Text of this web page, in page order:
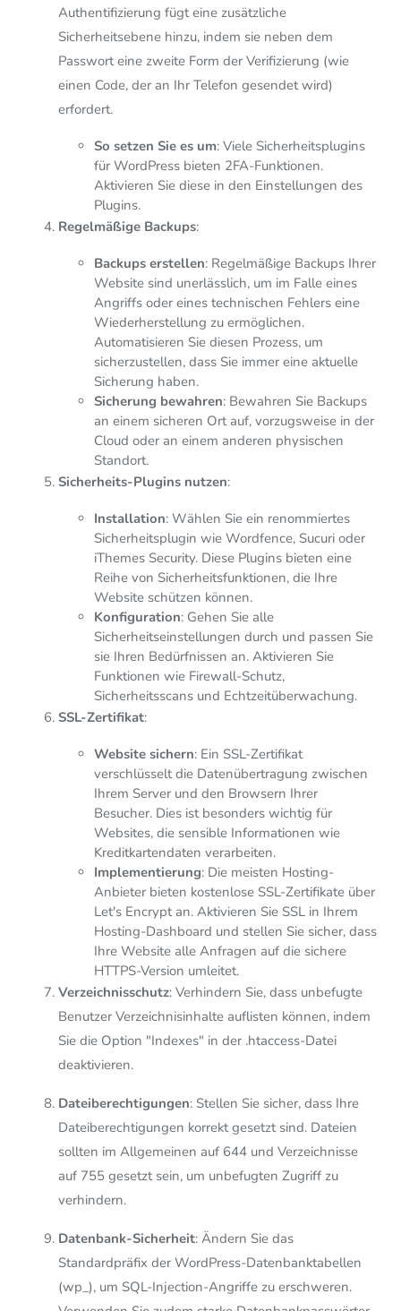
Authentifizierung fügt eine zusätzliche
Sicherheitsebene hinzu, indem sie neben dem
Passwort eine zweite Form der Verifizierung (wie
einen Code, der an Ihr Telefon gesendet wird)
erfordert.
So setzen Sie es um: Viele Sicherheitsplugins
für WordPress bieten 2FA-Funktionen.
Aktivieren Sie diese in den Einstellungen des
Plugins.
Regelmäßige Backups:
Backups erstellen: Regelmäßige Backups Ihrer
Website sind unerlässlich, um im Falle eines
Angriffs oder eines technischen Fehlers eine
Wiederherstellung zu ermöglichen.
Automatisieren Sie diesen Prozess, um
sicherzustellen, dass Sie immer eine aktuelle
Sicherung haben.
Sicherung bewahren: Bewahren Sie Backups
an einem sicheren Ort auf, vorzugsweise in der
Cloud oder an einem anderen physischen
Standort.
Sicherheits-Plugins nutzen:
Installation: Wählen Sie ein renommiertes
Sicherheitsplugin wie Wordfence, Sucuri oder
iThemes Security. Diese Plugins bieten eine
Reihe von Sicherheitsfunktionen, die Ihre
Website schützen können.
Konfiguration: Gehen Sie alle
Sicherheitseinstellungen durch und passen Sie
sie Ihren Bedürfnissen an. Aktivieren Sie
Funktionen wie Firewall-Schutz,
Sicherheitsscans und Echtzeitüberwachung.
SSL-Zertifikat:
Website sichern: Ein SSL-Zertifikat
verschlüsselt die Datenübertragung zwischen
Ihrem Server und den Browsern Ihrer
Besucher. Dies ist besonders wichtig für
Websites, die sensible Informationen wie
Kreditkartendaten verarbeiten.
Implementierung: Die meisten Hosting-
Anbieter bieten kostenlose SSL-Zertifikate über
Let's Encrypt an. Aktivieren Sie SSL in Ihrem
Hosting-Dashboard und stellen Sie sicher, dass
Ihre Website alle Anfragen auf die sichere
HTTPS-Version umleitet.
Verzeichnisschutz: Verhindern Sie, dass unbefugte
Benutzer Verzeichnisinhalte auflisten können, indem
Sie die Option "Indexes" in der .htaccess-Datei
deaktivieren.
Dateiberechtigungen: Stellen Sie sicher, dass Ihre
Dateiberechtigungen korrekt gesetzt sind. Dateien
sollten im Allgemeinen auf 644 und Verzeichnisse
auf 755 gesetzt sein, um unbefugten Zugriff zu
verhindern.
Datenbank-Sicherheit: Ändern Sie das
Standardpräfix der WordPress-Datenbanktabellen
(wp_), um SQL-Injection-Angriffe zu erschweren.